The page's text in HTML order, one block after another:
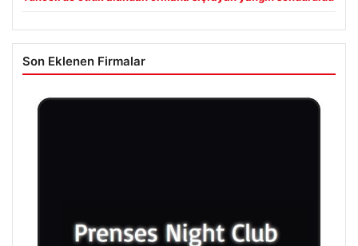
Son Eklenen Firmalar